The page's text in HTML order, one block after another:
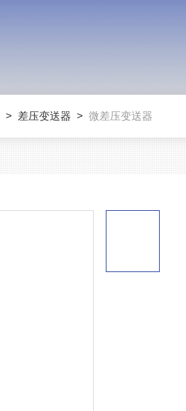
> 差压变送器 > 微差压变送器